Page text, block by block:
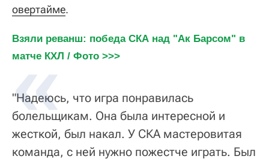
овертайме.
Взяли реванш: победа СКА над "Ак Барсом" в
матче КХЛ / Фото >>>
"Надеюсь, что игра понравилась
болельщикам. Она была интересной и
жесткой, был накал. У СКА мастеровитая
команда, с ней нужно пожестче играть. Был